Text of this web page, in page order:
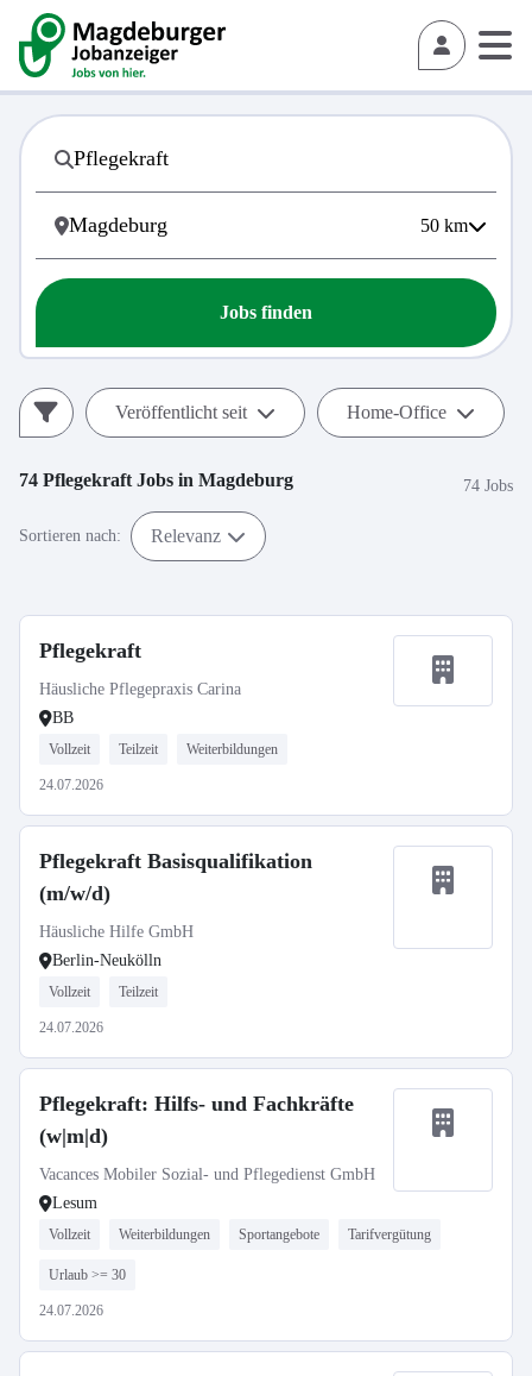
50 km
Jobs finden
Veröffentlicht seit Home-Office
74 Pflegekraft Jobs in Magdeburg 74 Jobs
Sortieren nach: Relevanz
Pflegekraft
Häusliche Pflegepraxis Carina
BB
Vollzeit Teilzeit Weiterbildungen
24.07.2026
Pflegekraft Basisqualifikation
(m/w/d)
Häusliche Hilfe GmbH
Berlin-Neukölln
Vollzeit Teilzeit
24.07.2026
Pflegekraft: Hilfs- und Fachkräfte
(w|m|d)
Vacances Mobiler Sozial- und Pflegedienst GmbH
Lesum
Vollzeit Weiterbildungen Sportangebote Tarifvergütung
Urlaub >= 30
24.07.2026